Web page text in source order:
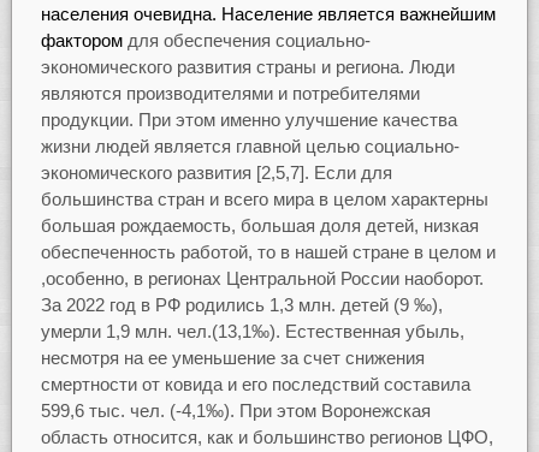
населения очевидна. Население является важнейшим
фактором для обеспечения социально-
экономического развития страны и региона. Люди
являются производителями и потребителями
продукции. При этом именно улучшение качества
жизни людей является главной целью социально-
экономического развития [2,5,7]. Если для
большинства стран и всего мира в целом характерны
большая рождаемость, большая доля детей, низкая
обеспеченность работой, то в нашей стране в целом и
,особенно, в регионах Центральной России наоборот.
За 2022 год в РФ родились 1,3 млн. детей (9 ‰),
умерли 1,9 млн. чел.(13,1‰). Естественная убыль,
несмотря на ее уменьшение за счет снижения
смертности от ковида и его последствий составила
599,6 тыс. чел. (-4,1‰). При этом Воронежская
область относится, как и большинство регионов ЦФО,